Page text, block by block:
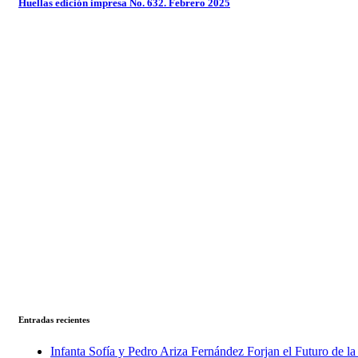
Huellas edición impresa No. 632. Febrero 2025
Entradas recientes
Infanta Sofía y Pedro Ariza Fernández Forjan el Futuro de la